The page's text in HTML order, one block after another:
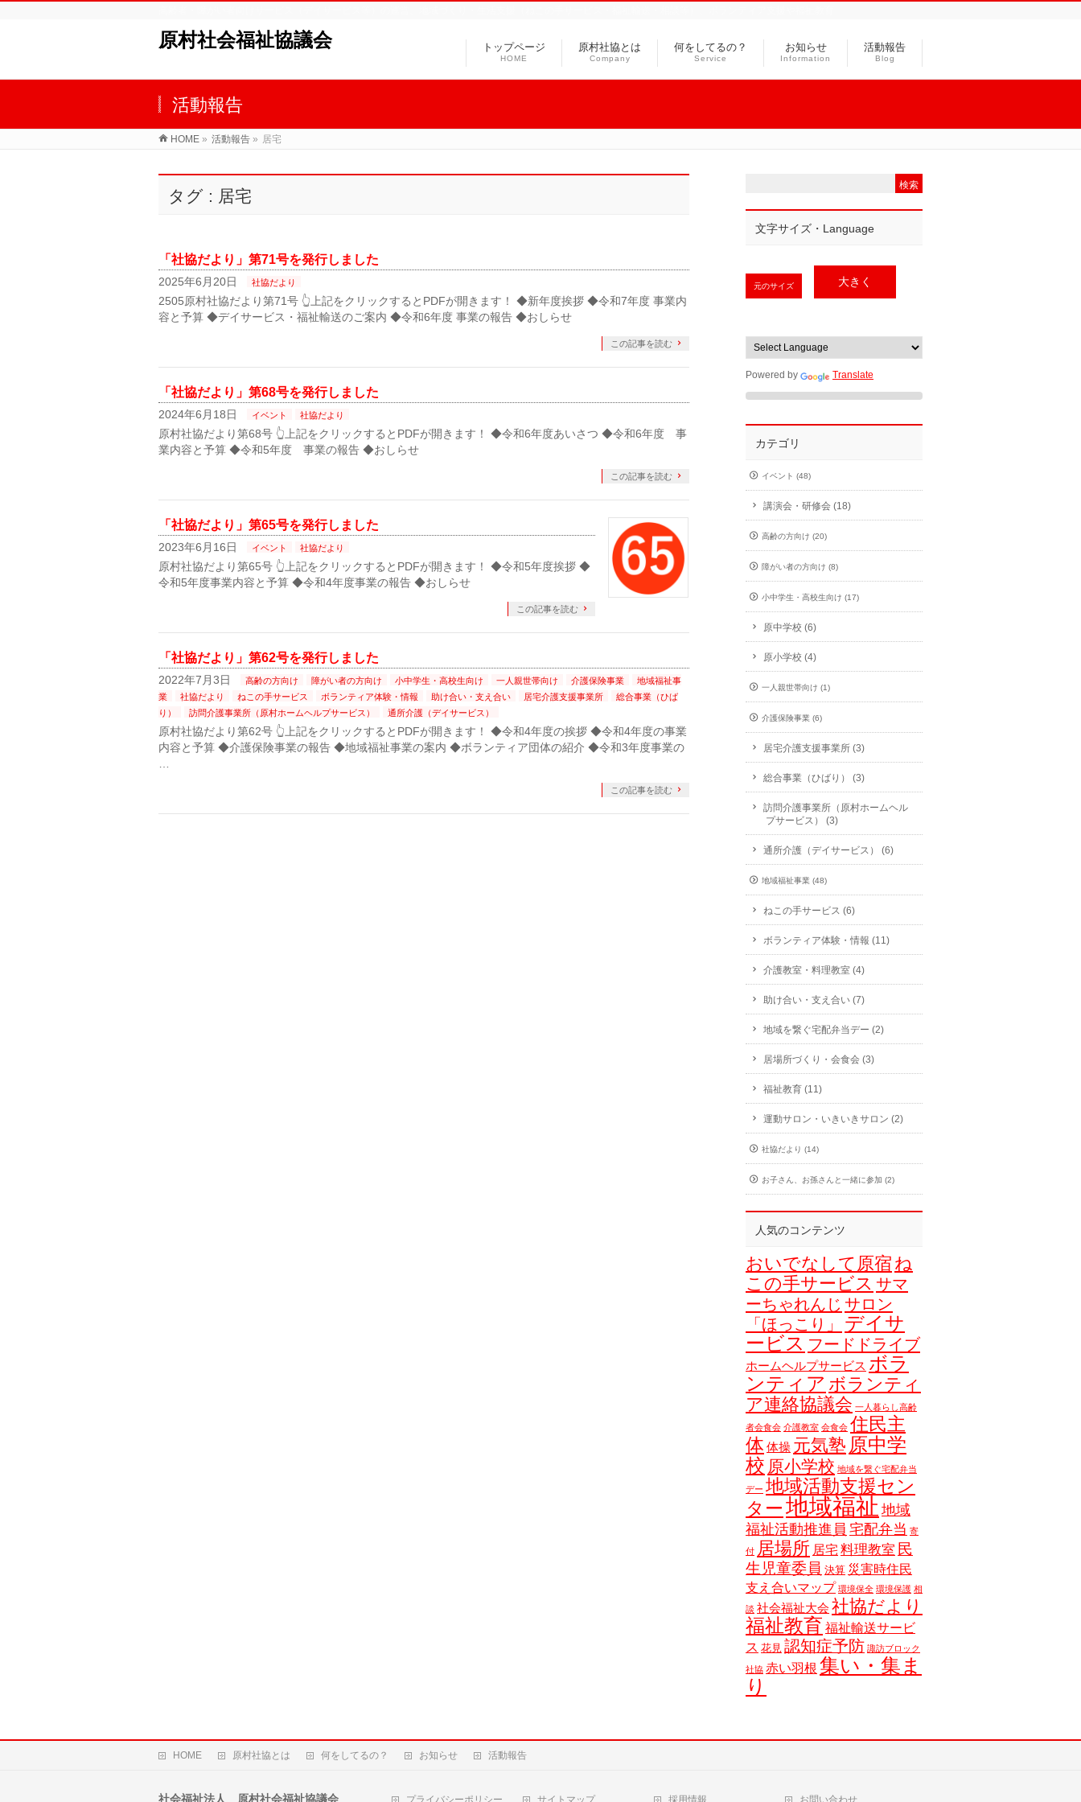
原村社会福祉協議会 トップページ
HOME
原村社協とは
Company
何をしてるの？
Service
お知らせ
Information
活動報告
Blog
活動報告
HOME » 活動報告 » 居宅
タグ : 居宅
「社協だより」第71号を発行しました
2025年6月20日 社協だより
2505原村社協だより第71号 👆上記をクリックするとPDFが開きます！ ◆新年度挨拶 ◆令和7年度 事業内
容と予算 ◆デイサービス・福祉輸送のご案内 ◆令和6年度 事業の報告 ◆おしらせ
この記事を読む
「社協だより」第68号を発行しました
2024年6月18日 イベント 社協だより
原村社協だより第68号 👆上記をクリックするとPDFが開きます！ ◆令和6年度あいさつ ◆令和6年度 事
業内容と予算 ◆令和5年度 事業の報告 ◆おしらせ
この記事を読む
「社協だより」第65号を発行しました
2023年6月16日 イベント 社協だより
原村社協だより第65号 👆上記をクリックするとPDFが開きます！ ◆令和5年度挨拶 ◆
令和5年度事業内容と予算 ◆令和4年度事業の報告 ◆おしらせ
この記事を読む
「社協だより」第62号を発行しました
2022年7月3日 高齢の方向け 障がい者の方向け 小中学生・高校生向け 一人親世帯向け 介護保険事業
地域福祉事
業
社協だより ねこの手サービス ボランティア体験・情報 助け合い・支え合い 居宅介護支援事業所
総合事業（ひば
り）
訪問介護事業所（原村ホームヘルプサービス） 通所介護（デイサービス）
原村社協だより第62号 👆上記をクリックするとPDFが開きます！ ◆令和4年度の挨拶 ◆令和4年度の事業
内容と予算 ◆介護保険事業の報告 ◆地域福祉事業の案内 ◆ボランティア団体の紹介 ◆令和3年度事業の
…
この記事を読む
文字サイズ・Language
元のサイズ 大きく
Powered by Translate
カテゴリ
イベント (48)
講演会・研修会 (18)
高齢の方向け (20)
障がい者の方向け (8)
小中学生・高校生向け (17)
原中学校 (6)
原小学校 (4)
一人親世帯向け (1)
介護保険事業 (6)
居宅介護支援事業所 (3)
総合事業（ひばり） (3)
訪問介護事業所（原村ホームヘル
プサービス） (3)
通所介護（デイサービス） (6)
地域福祉事業 (48)
ねこの手サービス (6)
ボランティア体験・情報 (11)
介護教室・料理教室 (4)
助け合い・支え合い (7)
地域を繋ぐ宅配弁当デー (2)
居場所づくり・会食会 (3)
福祉教育 (11)
運動サロン・いきいきサロン (2)
社協だより (14)
お子さん、お孫さんと一緒に参加 (2)
人気のコンテンツ
おいでなして原宿 ね
この手サービス サマ
ーちゃれんじ サロン
「ほっこり」
デイサ
ービス フードドライブ
ホームヘルプサービス ボラ
ンティア ボランティ
ア連絡協議会 一人暮らし高齢
者会食会 介護教室 会食会 住民主
体 体操 元気塾 原中学
校 原小学校 地域を繋ぐ宅配弁当
デー 地域活動支援セン
ター地域福祉 地域
福祉活動推進員 宅配弁当 寄
付 居場所 居宅 料理教室 民
生児童委員 決算 災害時住民
支え合いマップ 環境保全 環境保護 相
談 社会福祉大会 社協だより
福祉教育 福祉輸送サービ
ス 花見 認知症予防 諏訪ブロック
社協 赤い羽根 集い・集ま
り
HOME 原村社協とは 何をしてるの？ お知らせ 活動報告
社会福祉法人 原村社会福祉協議会 プライバシーポリシー サイトマップ 採用情報 お問い合わせ